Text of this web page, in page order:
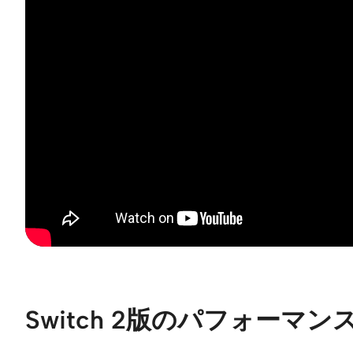
Switch 2版のパフォーマン